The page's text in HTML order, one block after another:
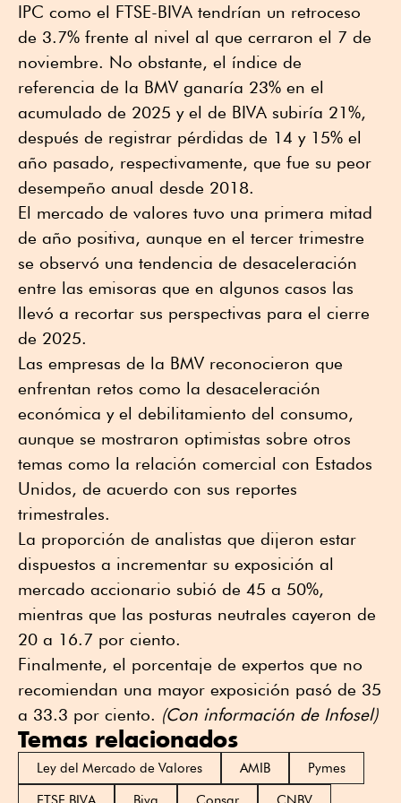
IPC como el FTSE-BIVA tendrían un retroceso
de 3.7% frente al nivel al que cerraron el 7 de
noviembre. No obstante, el índice de
referencia de la BMV ganaría 23% en el
acumulado de 2025 y el de BIVA subiría 21%,
después de registrar pérdidas de 14 y 15% el
año pasado, respectivamente, que fue su peor
desempeño anual desde 2018.
El mercado de valores tuvo una primera mitad
de año positiva, aunque en el tercer trimestre
se observó una tendencia de desaceleración
entre las emisoras que en algunos casos las
llevó a recortar sus perspectivas para el cierre
de 2025.
Las empresas de la BMV reconocieron que
enfrentan retos como la desaceleración
económica y el debilitamiento del consumo,
aunque se mostraron optimistas sobre otros
temas como la relación comercial con Estados
Unidos, de acuerdo con sus reportes
trimestrales.
La proporción de analistas que dijeron estar
dispuestos a incrementar su exposición al
mercado accionario subió de 45 a 50%,
mientras que las posturas neutrales cayeron de
20 a 16.7 por ciento.
Finalmente, el porcentaje de expertos que no
recomiendan una mayor exposición pasó de 35
a 33.3 por ciento. (Con información de Infosel)
Temas relacionados
Ley del Mercado de Valores AMIB
Pymes